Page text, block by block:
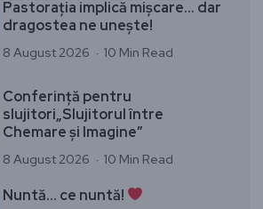
Pastorația implică mișcare… dar
dragostea ne unește!
8 August 2026 10 Min Read
Conferință pentru
slujitori„Slujitorul între
Chemare și Imagine”
8 August 2026 10 Min Read
Nuntă… ce nuntă!